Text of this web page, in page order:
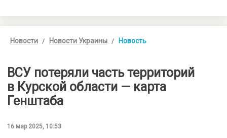
Новости Новости Украины Новость
ВСУ потеряли часть территорий
в Курской области — карта
Генштаба
16 мар 2025, 10:53